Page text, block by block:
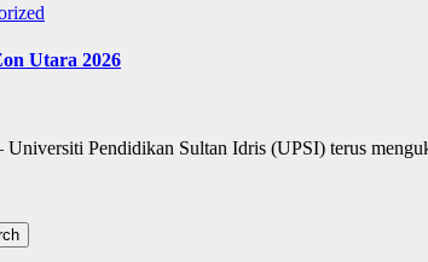
Utara 2026
Pendidikan Sultan Idris (UPSI) terus